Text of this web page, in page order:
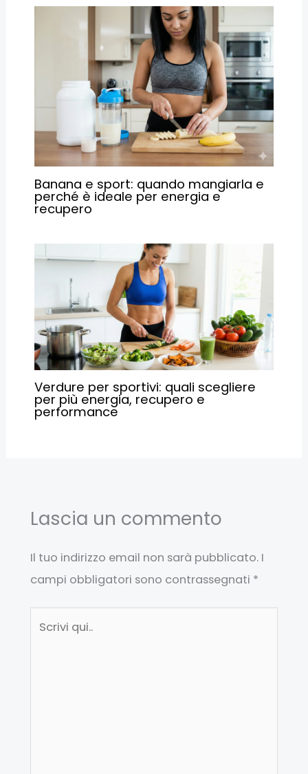
Banana e sport: quando mangiarla e
perché è ideale per energia e
recupero
Verdure per sportivi: quali scegliere
per più energia, recupero e
performance
Lascia un commento
Il tuo indirizzo email non sarà pubblicato. I
campi obbligatori sono contrassegnati *